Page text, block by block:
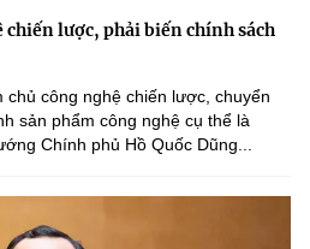
lược, phải biến chính sách
chủ công nghệ chiến lược, chuyển
sản phẩm công nghệ cụ thể là
Chính phủ Hồ Quốc Dũng...